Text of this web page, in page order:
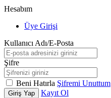
Hesabım
Üye Girişi
Kullanıcı Adı/E-Posta
Şifre
Beni Hatırla Şifremi Unuttum
Giriş Yap
Kayıt Ol